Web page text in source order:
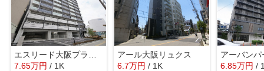
7.65万円 / 1K
アール大阪リュクス
6.7万円 / 1K
アーバン
6.85万円 /